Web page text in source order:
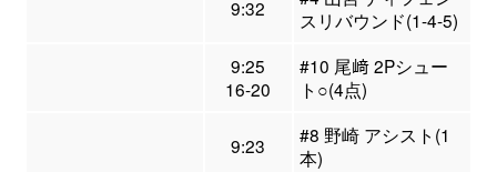
9:32
スリバウンド(1-4-5)
9:25
16-20
#10 尾﨑 2Pシュー
ト○(4点)
9:23
#8 野崎 アシスト(1
本)